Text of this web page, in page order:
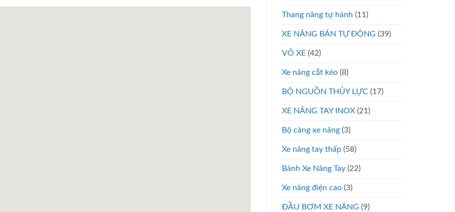
Thang nâng tự hành (11)
XE NÂNG BÁN TỰ ĐỘNG (39)
VỎ XE (42)
Xe nâng cắt kéo (8)
BỘ NGUỒN THỦY LỰC (17)
XE NÂNG TAY INOX (21)
Bộ càng xe nâng (3)
Xe nâng tay thấp (58)
Bánh Xe Nâng Tay (22)
Xe nâng điện cao (3)
ĐẦU BƠM XE NÂNG (9)